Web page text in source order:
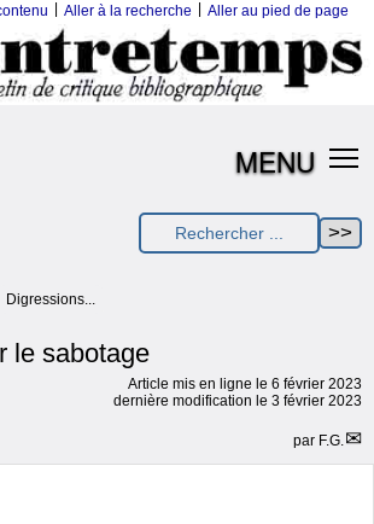
Aller à la recherche Aller au pied de page
MENU
Digressions...
le sabotage
Article mis en ligne le 6 février 2023
dernière modification le 3 février 2023
par F.G.